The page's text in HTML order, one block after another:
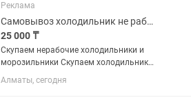
Реклама
Самовывоз холодильник не рабочий
25 000 ₸
Скупаем нерабочие холодильники и
морозильники Скупаем холодильник
без фреона
Алматы, сегодня